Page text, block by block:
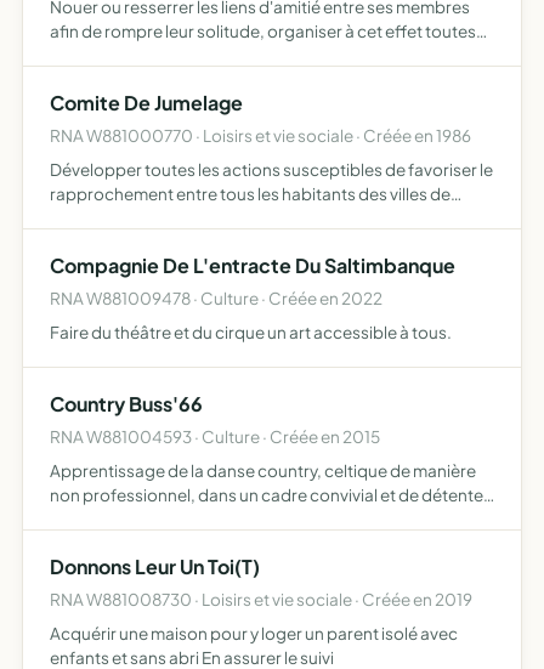
Nouer ou resserrer les liens d'amitié entre ses membres
afin de rompre leur solitude, organiser à cet effet toutes
Comite De Jumelage
RNA W881000770 · Loisirs et vie sociale · Créée en 1986
Développer toutes les actions susceptibles de favoriser le
rapprochement entre tous les habitants des villes de
Compagnie De L'entracte Du Saltimbanque
RNA W881009478 · Culture · Créée en 2022
Faire du théâtre et du cirque un art accessible à tous.
Country Buss'66
RNA W881004593 · Culture · Créée en 2015
Apprentissage de la danse country, celtique de manière
non professionnel, dans un cadre convivial et de détente,
Donnons Leur Un Toi(T)
RNA W881008730 · Loisirs et vie sociale · Créée en 2019
Acquérir une maison pour y loger un parent isolé avec
enfants et sans abri En assurer le suivi